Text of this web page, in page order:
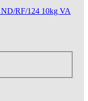
RF/124 10kg VA